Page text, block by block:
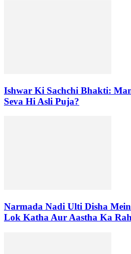
Ishwar Ki Sachchi Bhakti:
Seva Hi Asli Puja?
Narmada Nadi Ulti Disha
Lok Katha Aur Aastha Ka